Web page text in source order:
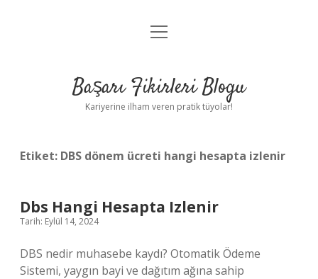
Anasayfa
Yasal Uyarı
menüyü
Başarı Fikirleri Blogu
Kariyerine ilham veren pratik tüyolar!
Etiket: DBS dönem ücreti hangi hesapta izlenir
Dbs Hangi Hesapta Izlenir
Tarih: Eylül 14, 2024
DBS nedir muhasebe kaydı? Otomatik Ödeme
Sistemi, yaygın bayi ve dağıtım ağına sahip